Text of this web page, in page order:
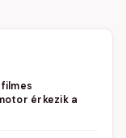
érkezik a